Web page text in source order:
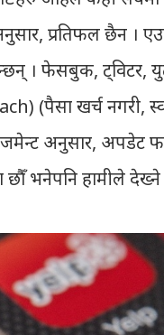
प्रतिफल छैन ।
फेसबुक, ट्विटर,
(पैसा खर्च नगरी,
अनुसार, अपडेट
भनेपनि हामीले